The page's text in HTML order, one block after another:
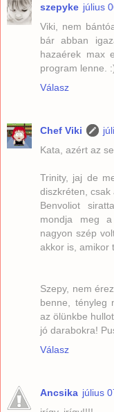
szepyke július
Viki, nem
bár abban
hazaérek max
program lenne.
Válasz
Chef Viki
Kata, azért az
Trinity, jaj de
diszkréten, csak
Benvoliot
mondja meg
nagyon szép
akkor is, amikor
Szepy, nem
benne, tényleg
az ölünkbe
jó darabokra!
Válasz
Ancsika július